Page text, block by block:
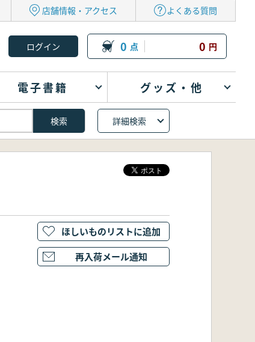
店舗情報・アクセス よくある質問
0 点 0 円
電子書籍 グッズ・他
詳細検索
ほしいものリストに追加
再入荷メール通知